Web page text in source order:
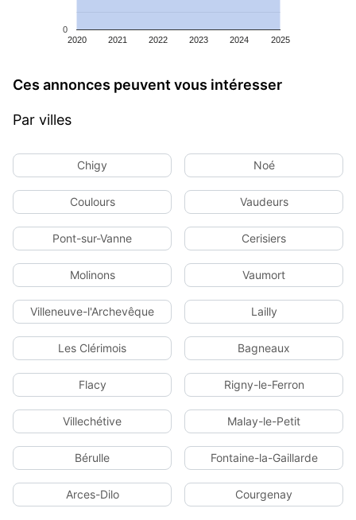
2020 2021 2022 2023 2024 2025
0
Ces annonces peuvent vous intéresser
Par villes
Chigy Noé
Coulours Vaudeurs
Pont-sur-Vanne Cerisiers
Molinons Vaumort
Villeneuve-l'Archevêque Lailly
Les Clérimois Bagneaux
Flacy Rigny-le-Ferron
Villechétive Malay-le-Petit
Bérulle Fontaine-la-Gaillarde
Arces-Dilo Courgenay